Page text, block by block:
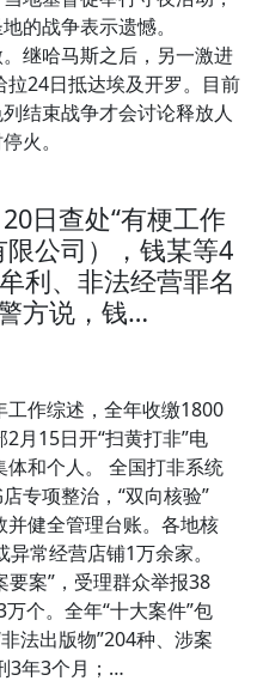
的战争表示遗憾。
继哈马斯之后，另一激进
拉24日抵达埃及开罗。目前
结束战争才会讨论释放人
火。
日查处“有梗工作
公司），钱某等4
利、非法经营罪名
方说，钱…
工作综述，全年收缴1800
月15日开“扫黄打非”电
和个人。 全国打非系统
专项整治，“双向核验”
健全管理台账。各地核
常经营店铺1万余家。
要案”，受理群众举报38
个。全年“十大案件”包
法出版物”204种、涉案
3年3个月；…